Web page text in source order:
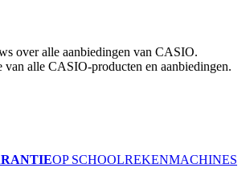
over alle aanbiedingen van CASIO.
alle CASIO-producten en aanbiedingen.
OP SCHOOLREKENMACHINES